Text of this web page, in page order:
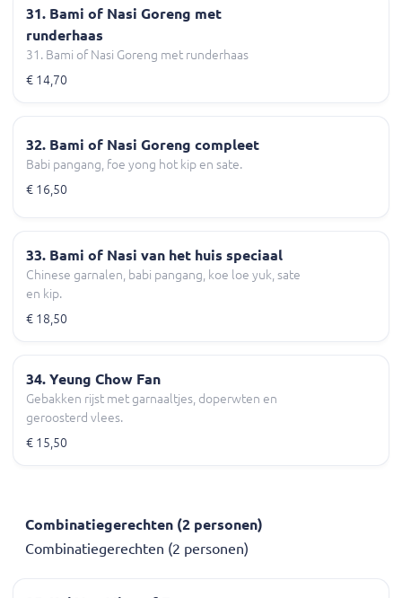
31. Bami of Nasi Goreng met
runderhaas
31. Bami of Nasi Goreng met runderhaas
€ 14,70
32. Bami of Nasi Goreng compleet
Babi pangang, foe yong hot kip en sate.
€ 16,50
33. Bami of Nasi van het huis speciaal
Chinese garnalen, babi pangang, koe loe yuk, sate
en kip.
€ 18,50
34. Yeung Chow Fan
Gebakken rijst met garnaaltjes, doperwten en
geroosterd vlees.
€ 15,50
Combinatiegerechten (2 personen)
Combinatiegerechten (2 personen)